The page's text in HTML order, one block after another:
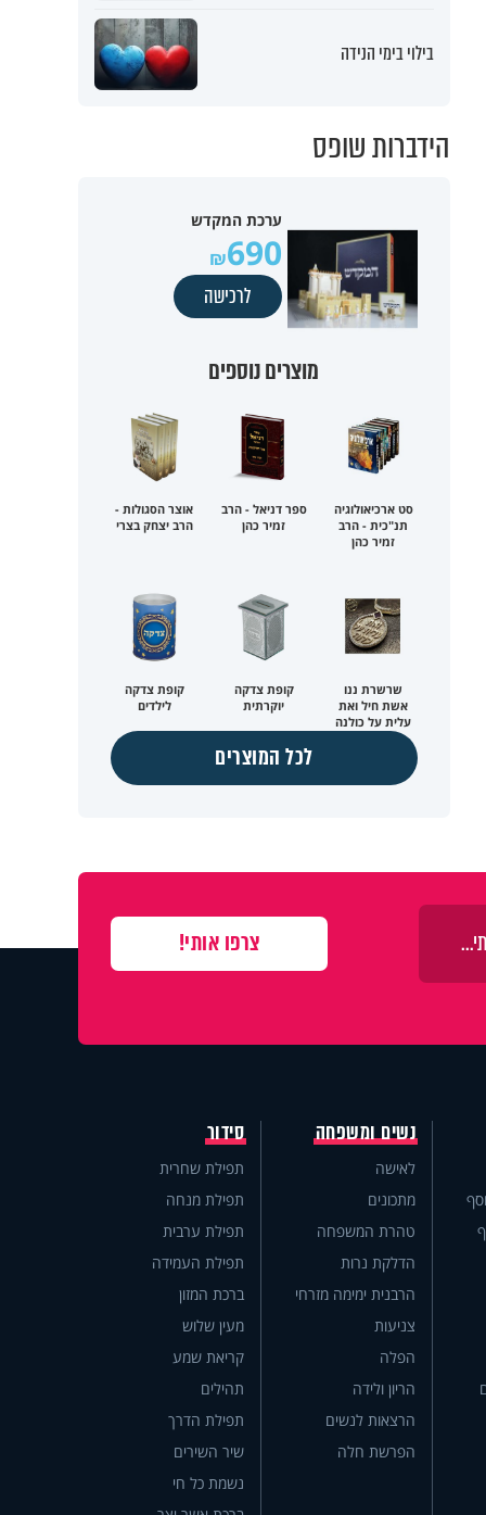
בילוי בימי הנידה
הידברות שופס
ערכת המקדש
690
לרכישה
מוצרים נוספים
סט ארכיאולוגיה
תנ"כית - הרב
זמיר כהן
ספר דניאל - הרב
זמיר כהן
אוצר הסגולות -
הרב יצחק בצרי
שרשרת ננו
אשת חיל ואת
עלית על כולנה
קופת צדקה
יוקרתית
קופת צדקה
לילדים
לכל המוצרים
נשים ומשפחה
לאישה
מתכונים
טהרת המשפחה
הדלקת נרות
הרבנית ימימה מזרחי
צניעות
הפלה
הריון ולידה
הרצאות לנשים
הפרשת חלה
סידור
תפילת שחרית
תפילת מנחה
תפילת ערבית
תפילת העמידה
ברכת המזון
מעין שלוש
קריאת שמע
תהילים
תפילת הדרך
שיר השירים
נשמת כל חי